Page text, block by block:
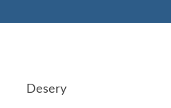
Desery